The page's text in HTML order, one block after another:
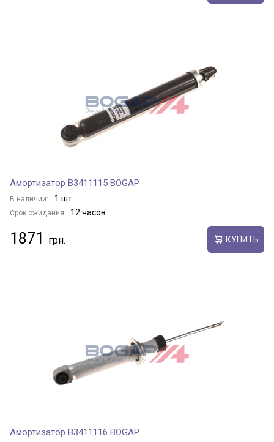
Амортизатор B3411115 BOGAP
В наличии: 1 шт.
Срок ожидания: 12 часов
1871 КУПИТЬ
Амортизатор B3411116 BOGAP